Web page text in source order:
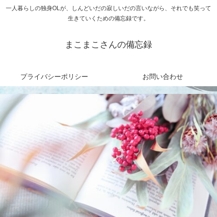
一人暮らしの独身OLが、しんどいだの寂しいだの言いながら、それでも笑って
生きていくための備忘録です。
まこまこさんの備忘録
プライバシーポリシー お問い合わせ